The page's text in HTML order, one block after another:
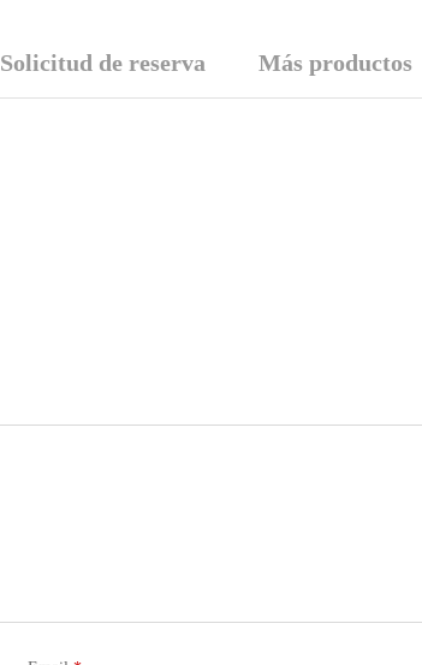
Solicitud de reserva Más productos